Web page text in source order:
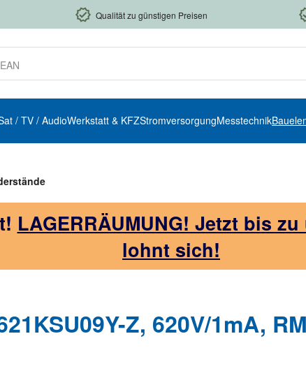
Qualität zu günstigen Preisen
/ TV / AudioWerkstatt & KFZStromversorgungMesstechnik
LAGERRÄUMUNG! Jetzt bis
lohnt sich!
Z, 620V/1mA,